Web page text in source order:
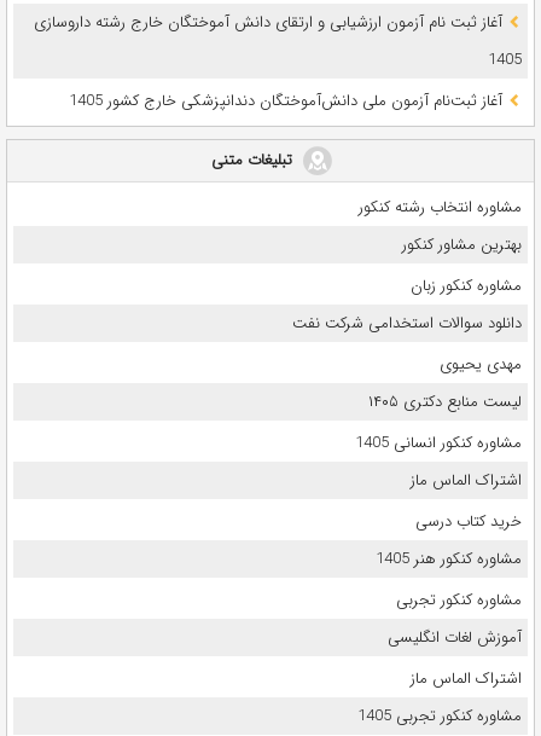
آغاز ثبت نام آزمون‌ ارزشیابی و ارتقای دانش آموختگان خارج رشته داروسازی
1405
آغاز ثبت‌نام آزمون ملی دانش‌آموختگان دندانپزشکی خارج کشور 1405
تبلیغات متنی
مشاوره انتخاب رشته کنکور
بهترین مشاور کنکور
مشاوره کنکور زبان
دانلود سوالات استخدامی شرکت نفت
مهدی یحیوی
لیست منابع دکتری ۱۴۰۵
مشاوره کنکور انسانی 1405
اشتراک الماس ماز
خرید کتاب درسی
مشاوره کنکور هنر 1405
مشاوره کنکور تجربی
آموزش لغات انگلیسی
اشتراک الماس ماز
مشاوره کنکور تجربی 1405